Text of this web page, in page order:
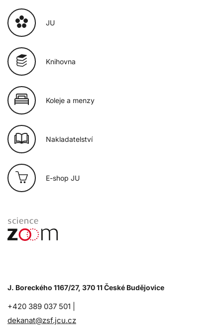
JU
Knihovna
Koleje a menzy
Nakladatelství
E-shop JU
J. Boreckého 1167/27, 370 11 České Budějovice
+420 389 037 501 |
dekanat@zsf.jcu.cz